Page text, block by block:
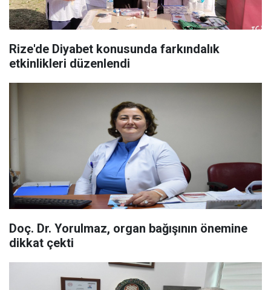
Rize'de Diyabet konusunda farkındalık
etkinlikleri düzenlendi
Doç. Dr. Yorulmaz, organ bağışının önemine
dikkat çekti